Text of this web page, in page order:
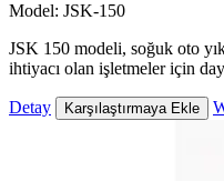
Model: JSK-150
JSK 150 modeli, soğuk oto
ihtiyacı olan işletmeler için
Detay Karşılaştırmaya Ekle